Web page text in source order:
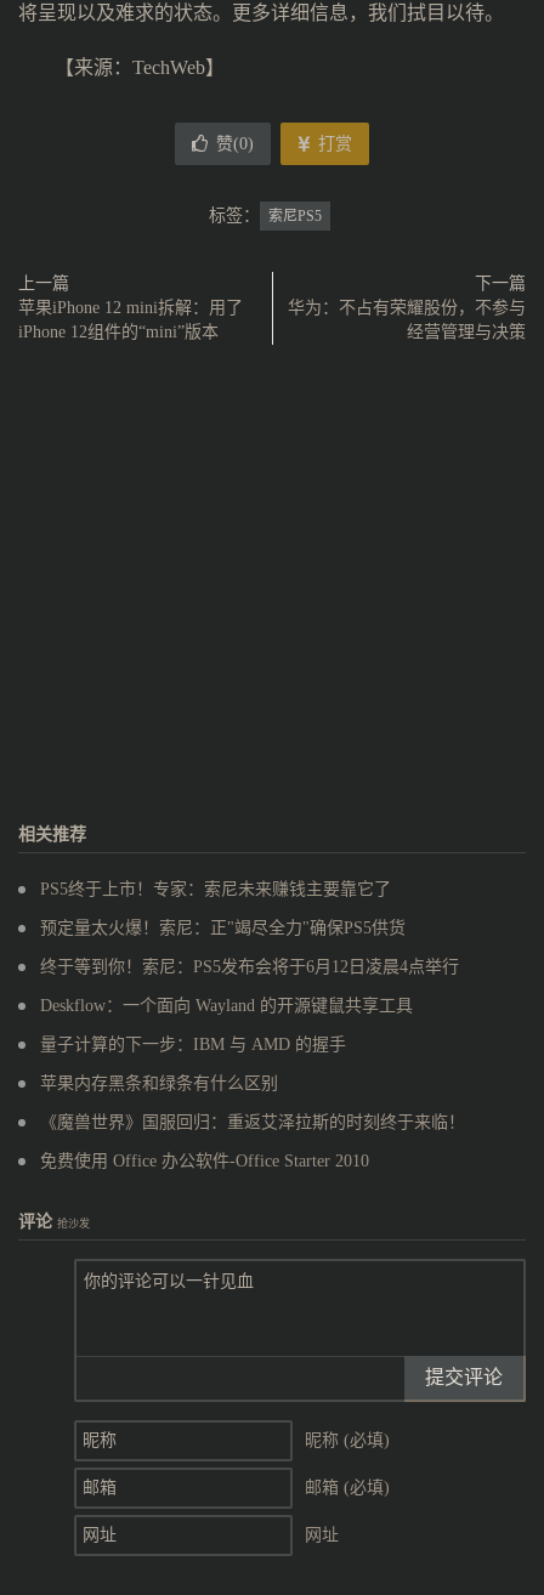
将呈现以及难求的状态。更多详细信息，我们拭目以待。
【来源：TechWeb】
赞(0) 打赏
标签： 索尼PS5
上一篇
苹果iPhone 12 mini拆解：用了
iPhone 12组件的“mini”版本
下一篇
华为：不占有荣耀股份，不参与
经营管理与决策
相关推荐
PS5终于上市！专家：索尼未来赚钱主要靠它了
预定量太火爆！索尼：正"竭尽全力"确保PS5供货
终于等到你！索尼：PS5发布会将于6月12日凌晨4点举行
Deskflow：一个面向 Wayland 的开源键鼠共享工具
量子计算的下一步：IBM 与 AMD 的握手
苹果内存黑条和绿条有什么区别
《魔兽世界》国服回归：重返艾泽拉斯的时刻终于来临！
免费使用 Office 办公软件-Office Starter 2010
评论 抢沙发
提交评论
昵称 (必填)
邮箱 (必填)
网址